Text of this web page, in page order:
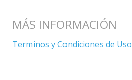
MÁS INFORMACIÓN
Terminos y Condiciones de Uso